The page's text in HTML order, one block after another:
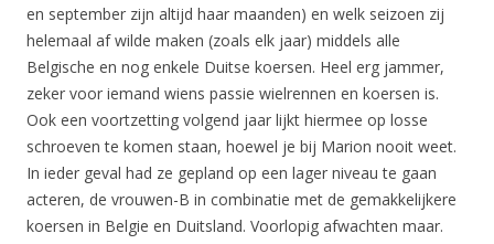
en september zijn altijd haar maanden) en welk seizoen zij
helemaal af wilde maken (zoals elk jaar) middels alle
Belgische en nog enkele Duitse koersen. Heel erg jammer,
zeker voor iemand wiens passie wielrennen en koersen is.
Ook een voortzetting volgend jaar lijkt hiermee op losse
schroeven te komen staan, hoewel je bij Marion nooit weet.
In ieder geval had ze gepland op een lager niveau te gaan
acteren, de vrouwen-B in combinatie met de gemakkelijkere
koersen in Belgie en Duitsland. Voorlopig afwachten maar.